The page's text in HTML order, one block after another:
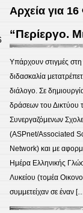
Αρχεία για
“Περίεργο.
Υπάρχουν στιγμές
διδασκαλία
διάλογο. Σε
δράσεων του Δικτύου
Συνεργαζόμενων
(ASPnet/Associated
Network) και με
Ημέρα Ελληνικής
Λυκείου (τομέα
συμμετείχαν σε έναν